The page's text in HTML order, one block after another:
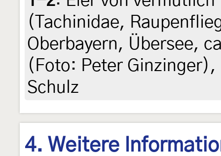
(Tachinidae,
Oberbayern, Übersee,
(Foto: Peter
Schulz
4. Weitere